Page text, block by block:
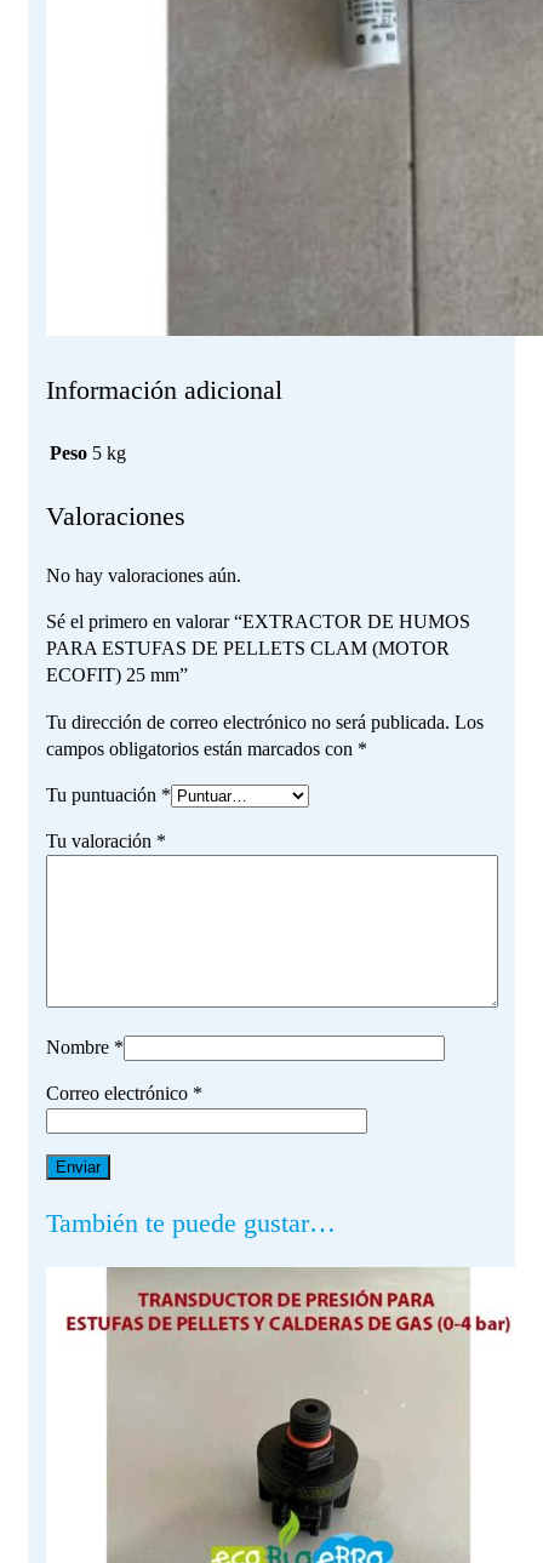
Información adicional
Peso 5 kg
Valoraciones
No hay valoraciones aún.
Sé el primero en valorar “EXTRACTOR DE HUMOS
PARA ESTUFAS DE PELLETS CLAM (MOTOR
ECOFIT) 25 mm”
Tu dirección de correo electrónico no será publicada. Los
campos obligatorios están marcados con *
Tu puntuación *
Tu valoración *
Nombre *
Correo electrónico *
También te puede gustar…